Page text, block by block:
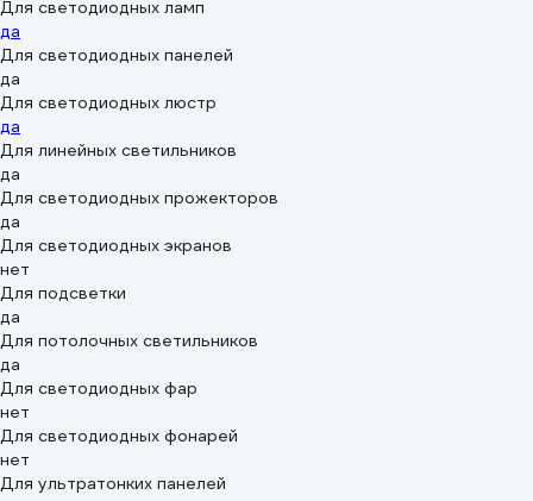
Для светодиодных ламп
да
Для светодиодных панелей
да
Для светодиодных люстр
да
Для линейных светильников
да
Для светодиодных прожекторов
да
Для светодиодных экранов
нет
Для подсветки
да
Для потолочных светильников
да
Для светодиодных фар
нет
Для светодиодных фонарей
нет
Для ультратонких панелей